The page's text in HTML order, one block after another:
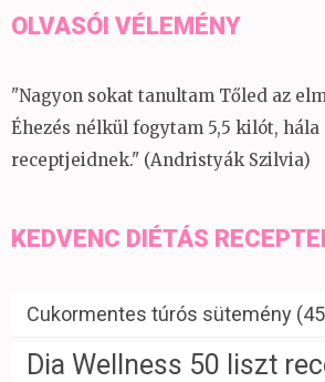
OLVASÓI VÉLEMÉNY
"Nagyon sokat tanultam Tőled az
Éhezés nélkül fogytam 5,5 kilót, hála
receptjeidnek." (Andristyák Szilvia)
KEDVENC DIÉTÁS
Cukormentes túrós sütemény
Dia Wellness 50 liszt